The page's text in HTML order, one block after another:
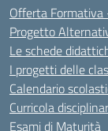
Offerta Formativa
Progetto
Le schede
I progetti delle
Calendario
Curricola
Esami di Maturità